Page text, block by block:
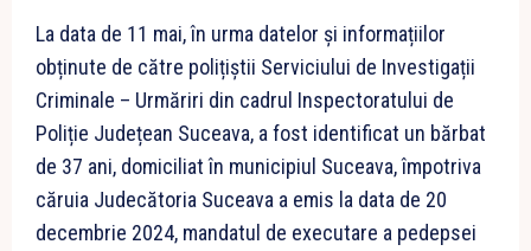
La data de 11 mai, în urma datelor și informațiilor
obținute de către polițiștii Serviciului de Investigații
Criminale – Urmăriri din cadrul Inspectoratului de
Poliție Județean Suceava, a fost identificat un bărbat
de 37 ani, domiciliat în municipiul Suceava, împotriva
căruia Judecătoria Suceava a emis la data de 20
decembrie 2024, mandatul de executare a pedepsei